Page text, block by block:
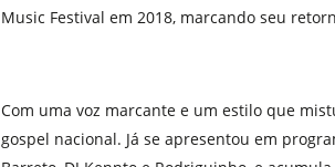
Music Festival em 2018, marcando seu
Com uma voz marcante e um estilo que
gospel nacional. Já se apresentou em